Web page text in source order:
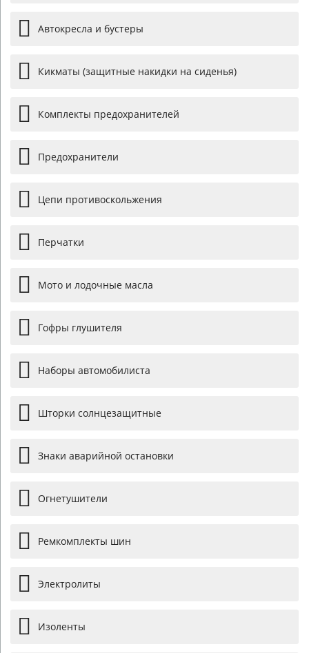
Автокресла и бустеры
Кикматы (защитные накидки на сиденья)
Комплекты предохранителей
Предохранители
Цепи противоскольжения
Перчатки
Мото и лодочные масла
Гофры глушителя
Наборы автомобилиста
Шторки солнцезащитные
Знаки аварийной остановки
Огнетушители
Ремкомплекты шин
Электролиты
Изоленты